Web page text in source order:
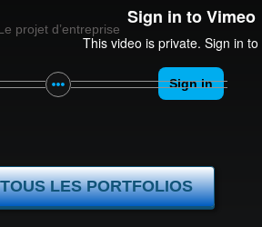
projet d’entreprise
LES PORTFOLIOS